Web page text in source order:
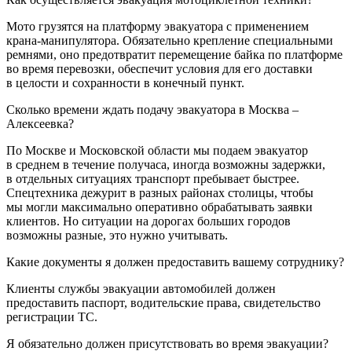
Мото грузятся на платформу эвакуатора с применением
крана-манипулятора. Обязательно крепление специальными
ремнями, оно предотвратит перемещение байка по платформе
во время перевозки, обеспечит условия для его доставки
в целости и сохранности в конечный пункт.
Сколько времени ждать подачу эвакуатора в Москва –
Алексеевка?
По Москве и Московской области мы подаем эвакуатор
в среднем в течение получаса, иногда возможны задержки,
в отдельных ситуациях транспорт пребывает быстрее.
Спецтехника дежурит в разных районах столицы, чтобы
мы могли максимально оперативно обрабатывать заявки
клиентов. Но ситуации на дорогах больших городов
возможны разные, это нужно учитывать.
Какие документы я должен предоставить вашему сотруднику?
Клиенты службы эвакуации автомобилей должен
предоставить паспорт, водительские права, свидетельство
регистрации ТС.
Я обязательно должен присутствовать во время эвакуации?